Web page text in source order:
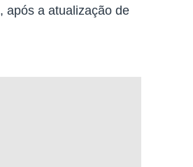
após a atualização de